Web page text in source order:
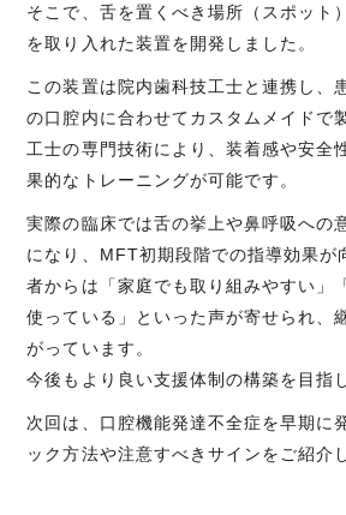
そこで、舌を置くべき場所（スポット
を取り入れた装置を開発しました。
この装置は院内歯科技工士と連携し、
の口腔内に合わせてカスタムメイドで
工士の専門技術により、装着感や安全
果的なトレーニングが可能です。
実際の臨床では舌の挙上や鼻呼吸への
になり、MFT初期段階での指導効果が
者からは「家庭でも取り組みやすい」
使っている」といった声が寄せられ、
がっています。
今後もより良い支援体制の構築を目指
次回は、口腔機能発達不全症を早期に
ック方法や注意すべきサインをご紹介